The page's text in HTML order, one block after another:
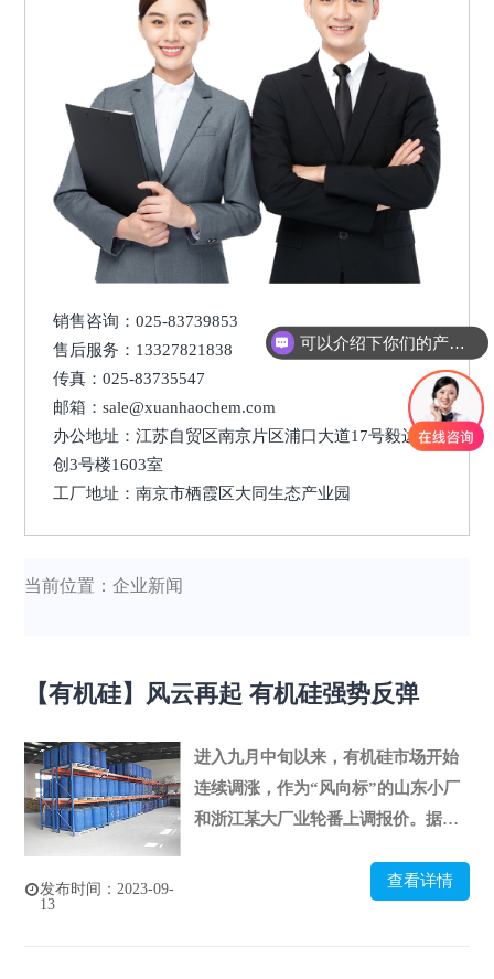
销售咨询：025-83739853
售后服务：13327821838
传真：025-83735547
邮箱：sale@xuanhaochem.com
办公地址：江苏自贸区南京片区浦口大道17号毅达汇
创3号楼1603室
工厂地址：南京市栖霞区大同生态产业园
当前位置：企业新闻
【有机硅】风云再起 有机硅强势反弹
发布时间：2023-09-
13
进入九月中旬以来，有机硅市场开始
连续调涨，作为“风向标”的山东小厂
和浙江某大厂业轮番上调报价。据统
涨价500元/吨后封盘，浙江大厂更是
查看详情
可以介绍下你们的产品么
你们是怎么收费的呢